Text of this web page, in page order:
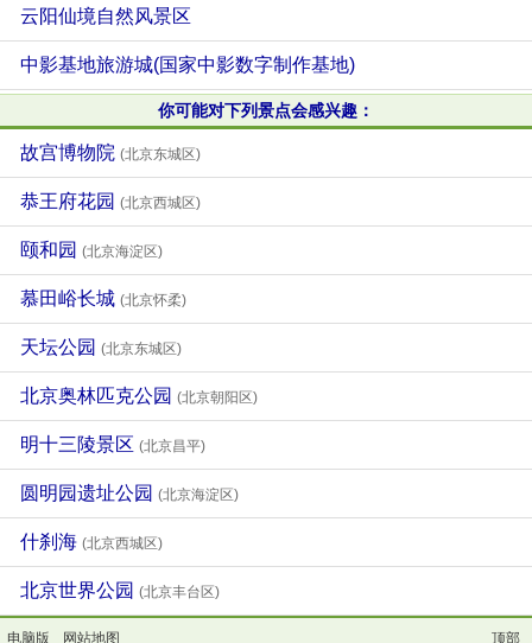
云阳仙境自然风景区
中影基地旅游城(国家中影数字制作基地)
你可能对下列景点会感兴趣：
故宫博物院 (北京东城区)
恭王府花园 (北京西城区)
颐和园 (北京海淀区)
慕田峪长城 (北京怀柔)
天坛公园 (北京东城区)
北京奥林匹克公园 (北京朝阳区)
明十三陵景区 (北京昌平)
圆明园遗址公园 (北京海淀区)
什刹海 (北京西城区)
北京世界公园 (北京丰台区)
电脑版 网站地图 顶部